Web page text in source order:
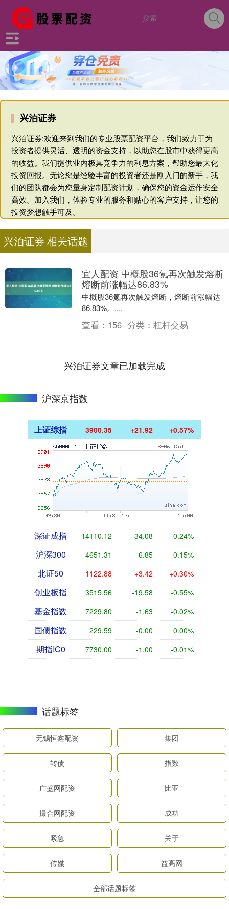
兴泊证券
兴泊证券:欢迎来到我们的专业股票配资平台，我们致力于为
投资者提供灵活、透明的资金支持，以助您在股市中获得更高
的收益。我们提供业内极具竞争力的利息方案，帮助您最大化
投资回报。无论您是经验丰富的投资者还是刚入门的新手，我
们的团队都会为您量身定制配资计划，确保您的资金运作安全
高效。加入我们，体验专业的服务和贴心的客户支持，让您的
投资梦想触手可及。
兴泊证券 相关话题
宜人配资 中概股36氪再次触发熔断
熔断前涨幅达86.83%
中概股36氪再次触发熔断，熔断前涨幅达
86.83%。....
查看： 156 分类： 杠杆交易
兴泊证券文章已加载完成
沪深京指数
上证综指 3900.35 +21.92 +0.57%
深证成指 14110.12 -34.08 -0.24%
沪深300 4651.31 -6.85 -0.15%
北证50 1122.88 +3.42 +0.30%
创业板指 3515.56 -19.58 -0.55%
基金指数 7229.80 -1.63 -0.02%
国债指数 229.59 -0.00 0.00%
期指IC0 7730.00 -1.00 -0.01%
话题标签
无锡恒鑫配资 集团
转债 指数
广盛网配资 比亚
撮合网配资 成功
紧急 关于
传媒 益高网
全部话题标签